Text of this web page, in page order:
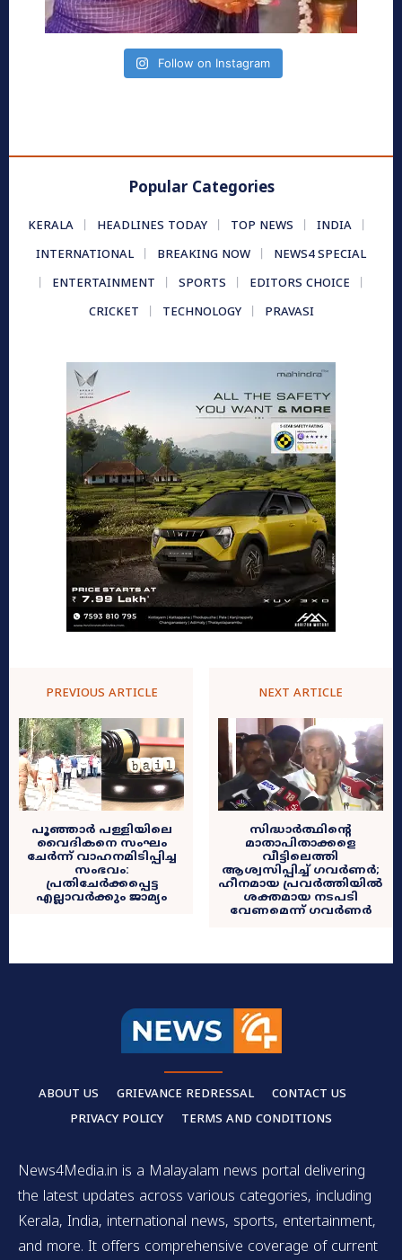
Follow on Instagram
Popular Categories
KERALA HEADLINES TODAY TOP NEWS
INDIA
INTERNATIONAL
BREAKING NOW
NEWS4 SPECIAL
ENTERTAINMENT
SPORTS
EDITORS CHOICE
CRICKET
TECHNOLOGY PRAVASI
PREVIOUS ARTICLE
പൂഞ്ഞാർ പള്ളിയിലെ
വൈദികനെ സംഘം
ചേർന്ന് വാഹനമിടിപ്പിച്ച
സംഭവം:
പ്രതിചേർക്കപ്പെട്ട
എല്ലാവർക്കും ജാമ്യം
NEXT ARTICLE
സിദ്ധാര്‍ത്ഥിന്റെ
മാതാപിതാക്കളെ
വീട്ടിലെത്തി
ആശ്വസിപ്പിച്ച് ഗവര്‍ണര്‍;
ഹീനമായ പ്രവർത്തിയിൽ
ശക്തമായ നടപടി
വേണമെന്ന് ഗവർണർ
ABOUT US GRIEVANCE REDRESSAL
CONTACT US
PRIVACY POLICY
TERMS AND CONDITIONS
News4Media.in is a Malayalam news portal delivering
the latest updates across various categories, including
Kerala, India, international news, sports, entertainment,
and more. It offers comprehensive coverage of current